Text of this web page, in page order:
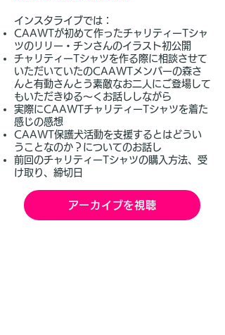
インスタライブでは：
CAAWTが初めて作ったチャリティーTシャ
ツのリリー・チンさんのイラスト初公開
チャリティーTシャツを作る際に相談させて
いただいていたのCAAWTメンバーの森さ
んと有動さんとう素敵なお二人にご登場して
もいただきゆる〜くお話ししながら
実際にCAAWTチャリティーTシャツを着た
感じの感想
CAAWT保護犬活動を支援するとはどうい
うことなのか？についてのお話し
前回のチャリティーTシャツの購入方法、受
け取り、締切日
アーカイブを視聴